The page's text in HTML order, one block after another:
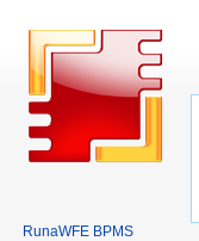
RunaWFE BPMS